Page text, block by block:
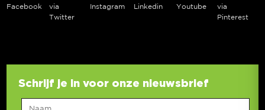
Facebook
via
Twitter
Instagram
Linkedin
Youtube
via
Pinterest
Schrijf je in voor onze nieuwsbrief